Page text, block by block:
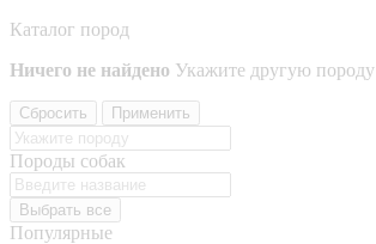
Каталог пород
Ничего не найдено Укажите другую породу
Сбросить Применить
Породы собак
Выбрать все
Популярные